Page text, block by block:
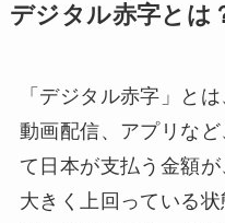
デジタル赤字とは
「デジタル赤字」と
動画配信、アプリな
て日本が支払う金額
大きく上回っている